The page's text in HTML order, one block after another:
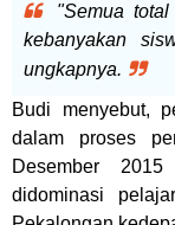
"Semua
kebanyakan
ungkapnya.
Budi menyebut,
dalam proses
Desember
didominasi